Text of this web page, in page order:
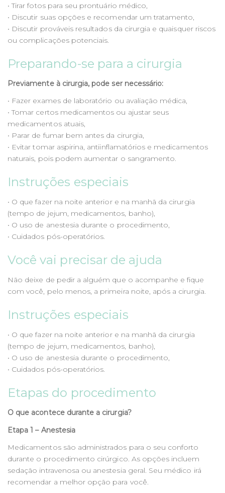
• Tirar fotos para seu prontuário médico,
• Discutir suas opções e recomendar um tratamento,
• Discutir prováveis resultados da cirurgia e quaisquer riscos
ou complicações potenciais.
Preparando-se para a cirurgia
Previamente à cirurgia, pode ser necessário:
• Fazer exames de laboratório ou avaliação médica,
• Tomar certos medicamentos ou ajustar seus
medicamentos atuais,
• Parar de fumar bem antes da cirurgia,
• Evitar tomar aspirina, antiinflamatórios e medicamentos
naturais, pois podem aumentar o sangramento.
Instruções especiais
• O que fazer na noite anterior e na manhã da cirurgia
(tempo de jejum, medicamentos, banho),
• O uso de anestesia durante o procedimento,
• Cuidados pós-operatórios.
Você vai precisar de ajuda
Não deixe de pedir a alguém que o acompanhe e fique
com você, pelo menos, a primeira noite, após a cirurgia.
Instruções especiais
• O que fazer na noite anterior e na manhã da cirurgia
(tempo de jejum, medicamentos, banho),
• O uso de anestesia durante o procedimento,
• Cuidados pós-operatórios.
Etapas do procedimento
O que acontece durante a cirurgia?
Etapa 1 – Anestesia
Medicamentos são administrados para o seu conforto
durante o procedimento cirúrgico. As opções incluem
sedação intravenosa ou anestesia geral. Seu médico irá
recomendar a melhor opção para você.